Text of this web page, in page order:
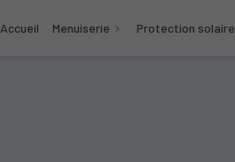
Accueil Menuiserie Protection solaire